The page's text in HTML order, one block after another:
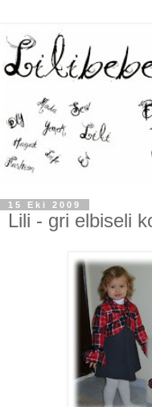
15 Eki 2009
Lili - gri elbiseli